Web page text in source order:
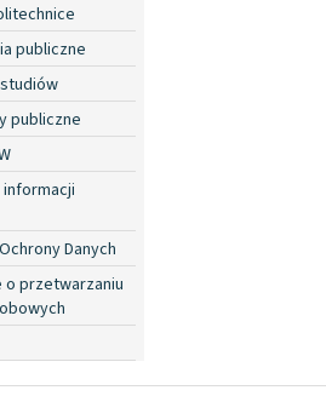
publiczne
publiczne
Danych
o przetwarzaniu